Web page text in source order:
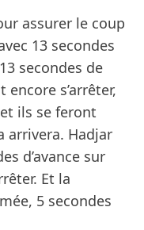
assurer le coup
13 secondes
secondes de
s’arrêter,
ils se feront
arrivera. Hadjar
d’avance sur
Et la
5 secondes